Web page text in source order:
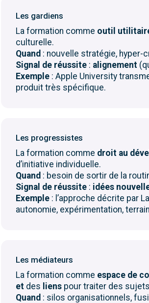
Les gardiens
La formation comme outil
culturelle.
Quand : nouvelle stratégie, hyper-
Signal de réussite : alignement
Exemple : Apple University
produit très spécifique.
Les progressistes
La formation comme droit au
d’initiative individuelle.
Quand : besoin de sortir de la
Signal de réussite : idées
Exemple : l’approche décrite par
autonomie, expérimentation,
Les médiateurs
La formation comme espace de
et des liens pour traiter des
Quand : silos organisationnels,